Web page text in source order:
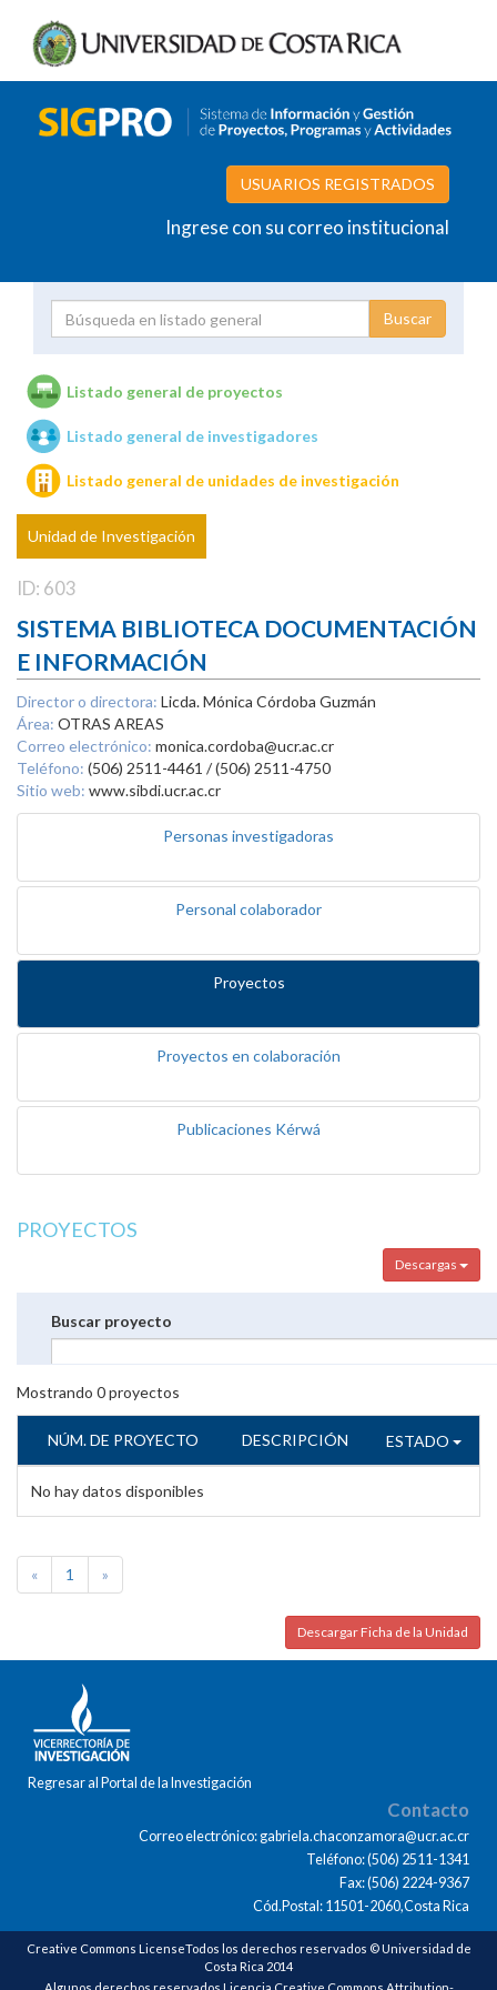
USUARIOS REGISTRADOS
Ingrese con su correo institucional
Unidades de investigación
Listado general de proyectos
Listado general de investigadores
Listado general de unidades de investigación
Unidad de Investigación
ID: 603
SISTEMA BIBLIOTECA DOCUMENTACIÓN
E INFORMACIÓN
Director o directora: Licda. Mónica Córdoba Guzmán
Área: OTRAS AREAS
Correo electrónico: monica.cordoba@ucr.ac.cr
Teléfono: (506) 2511-4461 / (506) 2511-4750
Sitio web: www.sibdi.ucr.ac.cr
Personas investigadoras
Personal colaborador
Proyectos
Proyectos en colaboración
Publicaciones Kérwá
PROYECTOS
Descargas
Buscar proyecto
Mostrando 0proyectos
NÚM. DE PROYECTO DESCRIPCIÓN ESTADO
No hay datos disponibles
« 1 »
Descargar Ficha de la Unidad
Regresar al Portal de la Investigación
Contacto
Correo electrónico: gabriela.chaconzamora@ucr.ac.cr
Teléfono: (506) 2511-1341
Fax: (506) 2224-9367
Cód.Postal: 11501-2060,Costa Rica
Creative Commons LicenseTodos los derechos reservados © Universidad de
Costa Rica 2014